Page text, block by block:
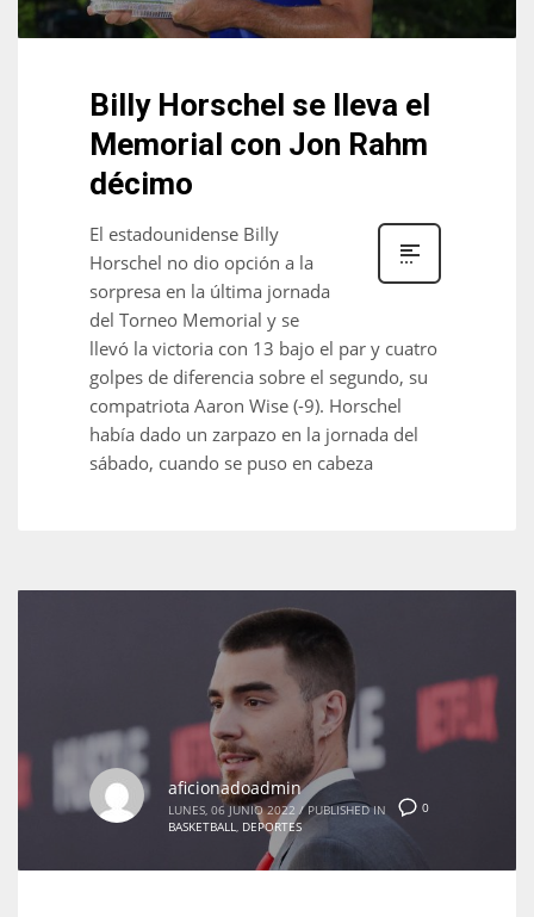
Billy Horschel se lleva el
Memorial con Jon Rahm
décimo
El estadounidense Billy
Horschel no dio opción a la
sorpresa en la última jornada
del Torneo Memorial y se
llevó la victoria con 13 bajo el par y cuatro
golpes de diferencia sobre el segundo, su
compatriota Aaron Wise (-9). Horschel
había dado un zarpazo en la jornada del
sábado, cuando se puso en cabeza
0
aficionadoadmin
LUNES, 06 JUNIO 2022 / PUBLISHED IN
BASKETBALL, DEPORTES